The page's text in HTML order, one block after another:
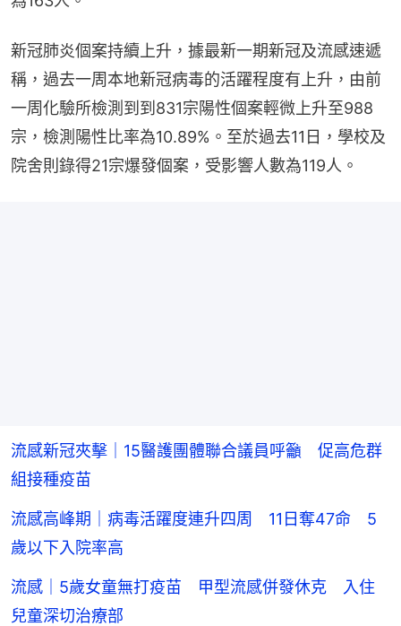
新冠肺炎個案持續上升，據最新一期新冠及流感速遞
稱，過去一周本地新冠病毒的活躍程度有上升，由前
一周化驗所檢測到到831宗陽性個案輕微上升至988
宗，檢測陽性比率為10.89%。至於過去11日，學校及
院舍則錄得21宗爆發個案，受影響人數為119人。
流感新冠夾擊｜15醫護團體聯合議員呼籲 促高危群
組接種疫苗
流感高峰期｜病毒活躍度連升四周 11日奪47命 5
歲以下入院率高
流感｜5歲女童無打疫苗 甲型流感併發休克 入住
兒童深切治療部